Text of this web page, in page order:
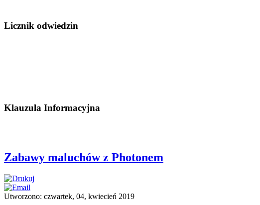
Licznik odwiedzin
Klauzula Informacyjna
Zabawy maluchów z Photonem
Utworzono: czwartek, 04, kwiecień 2019